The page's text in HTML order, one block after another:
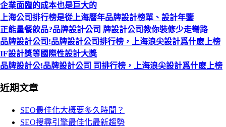
企業面臨的成本也是巨大的
上海公司排行榜是從上海曆年品牌設計榜單、設計年鑒
正能量餐飲品?品牌設計公司 牌設計公司教你裝修少走彎路
品牌設計公司!品牌設計公司排行榜，上海浪尖設計爲什麽上榜
IF設計獎等國際性設計大獎
品牌設計公!品牌設計公司 司排行榜，上海浪尖設計爲什麽上榜
近期文章
SEO最佳化大概要多久時間？
SEO搜尋引擎最佳化最新趨勢